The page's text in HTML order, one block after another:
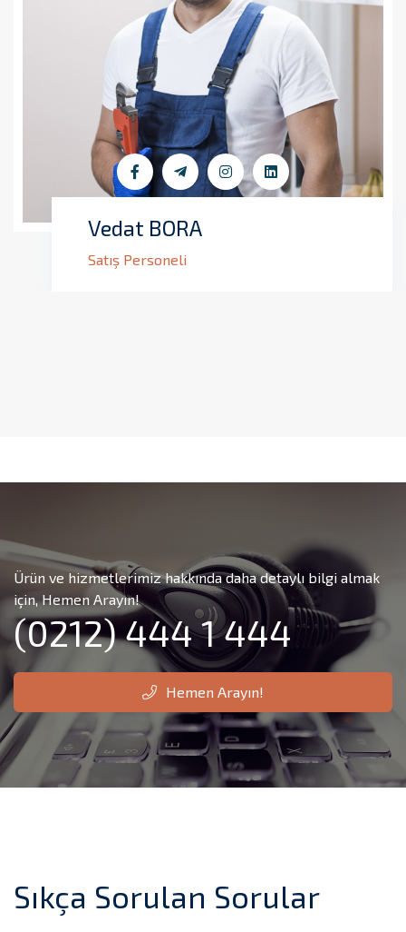
Vedat BORA
Satış Personeli
Ürün ve hizmetlerimiz hakkında daha detaylı bilgi almak
için, Hemen Arayın!
(0212) 444 1 444
Hemen Arayın!
Sıkça Sorulan Sorular